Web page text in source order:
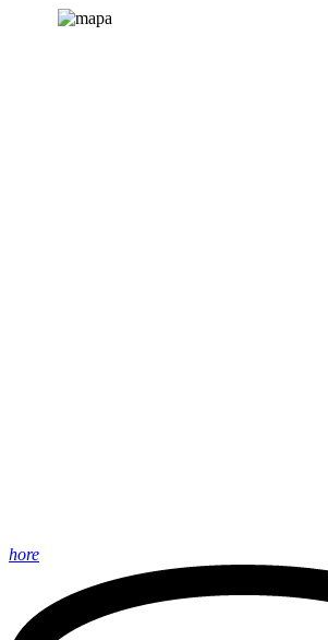
hore